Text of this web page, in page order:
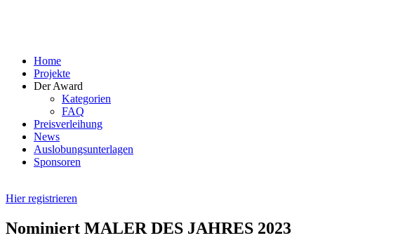
Home
Projekte
Der Award
Kategorien
FAQ
Preisverleihung
News
Auslobungsunterlagen
Sponsoren
Hier registrieren
Nominiert MALER DES JAHRES 2023